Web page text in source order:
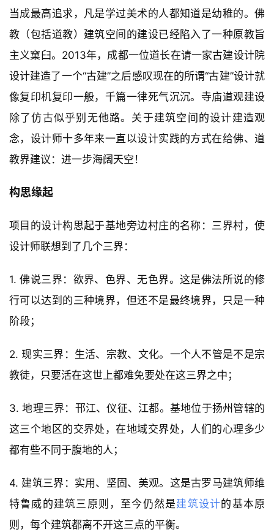
当成最高追求，凡是学过美术的人都知道是幼稚的。佛
教（包括道教）建筑空间的建设已经陷入了一种原教旨
主义窠臼。2013年，成都一位道长在请一家古建设计院
设计建造了一个“古建”之后感叹现在的所谓“古建”设计就
像复印机复印一般，千篇一律死气沉沉。寺庙道观建设
除了仿古似乎别无他路。关于建筑空间的设计建造观
念，设计师十多年来一直以设计实践的方式在给佛、道
教界建议：进一步海阔天空！
构思缘起
项目的设计构思起于基地旁边村庄的名称：三界村，使
设计师联想到了几个三界：
1. 佛说三界：欲界、色界、无色界。这是佛法所说的修
行可以达到的三种境界，但还不是最终境界，只是一种
阶段；
2. 现实三界：生活、宗教、文化。一个人不管是不是宗
教徒，只要活在这世上都难免要处在这三界之中；
3. 地理三界：邗江、仪征、江都。基地位于扬州管辖的
这三个地区的交界处，在地域交界处，人们的心理多少
都有些不同于腹地的人；
4. 建筑三界：实用、坚固、美观。这是古罗马建筑师维
特鲁威的建筑三原则，至今仍然是建筑设计的基本原
则，每个建筑都离不开这三点的平衡。